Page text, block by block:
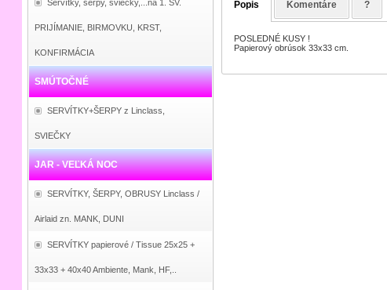
Servítky, šerpy, sviečky,...na 1. SV.
PRIJÍMANIE, BIRMOVKU, KRST,
KONFIRMÁCIA
SMÚTOČNÉ
SERVÍTKY+ŠERPY z Linclass,
SVIEČKY
JAR - VEĽKÁ NOC
SERVÍTKY, ŠERPY, OBRUSY Linclass /
Airlaid zn. MANK, DUNI
SERVÍTKY papierové / Tissue 25x25 +
33x33 + 40x40 Ambiente, Mank, HF,..
Popis Komentáre ?
POSLEDNÉ KUSY !
Papierový obrúsok 33x33 cm.